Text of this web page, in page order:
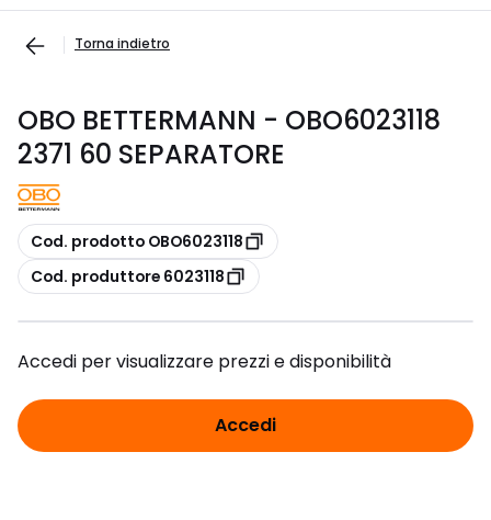
Torna indietro
OBO BETTERMANN - OBO6023118
2371 60 SEPARATORE
copia
Cod. prodotto OBO6023118
copia
Cod. produttore 6023118
Accedi per visualizzare prezzi e disponibilità
Accedi